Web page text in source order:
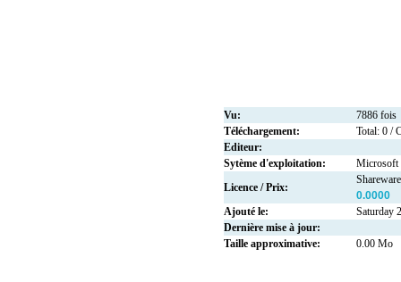
Vu:
7886 fois
Téléchargement:
Total: 0 /
Editeur:
Sytème d'exploitation:
Microsoft
Licence / Prix:
0.0000
Ajouté le:
Saturday
Dernière mise à jour:
Taille approximative:
0.00 Mo